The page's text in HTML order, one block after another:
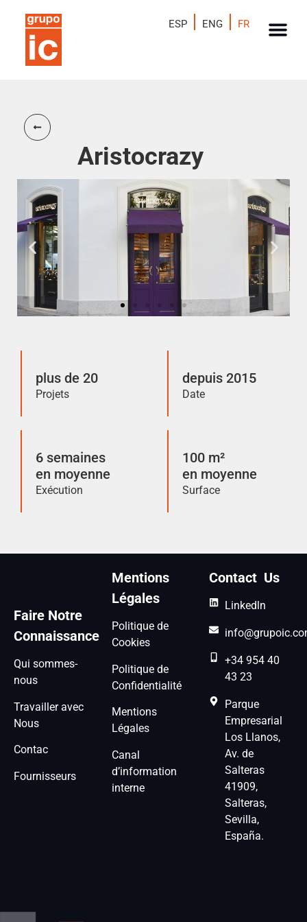
ESP ENG FR
Aristocrazy
plus de 20
Projets
depuis 2015
Date
6 semaines
en moyenne
Exécution
100 m²
en moyenne
Surface
Faire Notre
Connaissance
Qui sommes-
nous
Travailler avec
Nous
Contac
Fournisseurs
Mentions
Légales
Politique de
Cookies
Politique de
Confidentialité
Mentions
Légales
Canal
d’information
interne
Contact Us
Linkedln
+34 954 40
43 23
Parque
Empresarial
Los Llanos,
Av. de
Salteras
41909,
Salteras,
Sevilla,
España.